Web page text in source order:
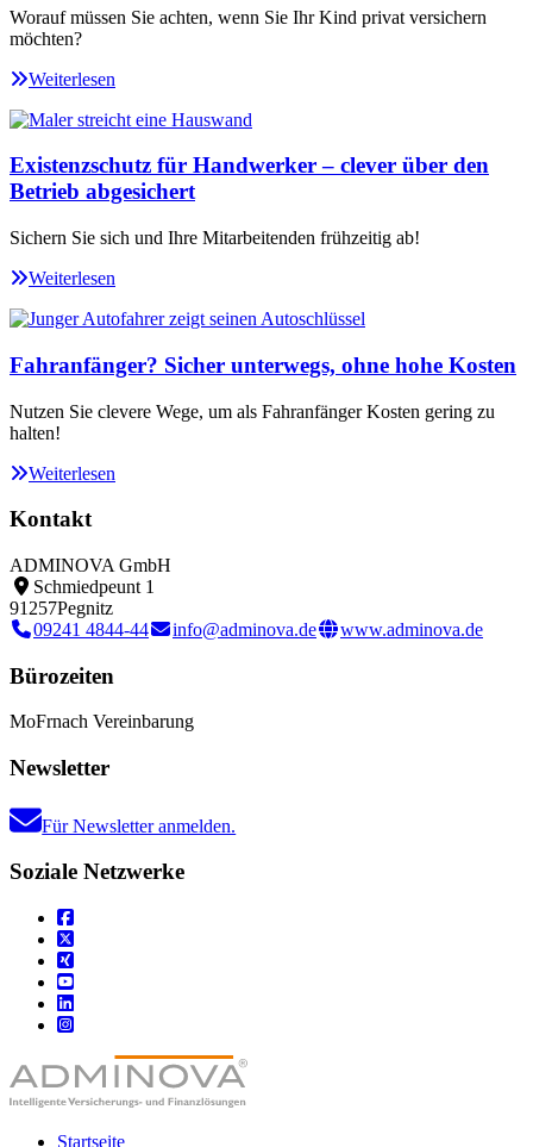
Worauf müssen Sie achten, wenn Sie Ihr Kind privat versichern
möchten?
Weiterlesen
Existenzschutz für Handwerker – clever über den
Betrieb abgesichert
Sichern Sie sich und Ihre Mitarbeitenden frühzeitig ab!
Weiterlesen
Fahranfänger? Sicher unterwegs, ohne hohe Kosten
Nutzen Sie clevere Wege, um als Fahranfänger Kosten gering zu
halten!
Weiterlesen
Kontakt
ADMINOVA GmbH
Schmiedpeunt 1
91257Pegnitz
09241 4844-44
info@adminova.de www.adminova.de
Bürozeiten
MoFrnach Vereinbarung
Newsletter
Für Newsletter anmelden.
Soziale Netzwerke
Startseite